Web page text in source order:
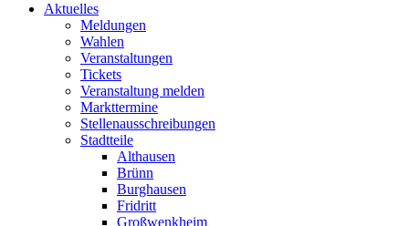
Aktuelles
Meldungen
Wahlen
Veranstaltungen
Tickets
Veranstaltung melden
Markttermine
Stellenausschreibungen
Stadtteile
Althausen
Brünn
Burghausen
Fridritt
Großwenkheim